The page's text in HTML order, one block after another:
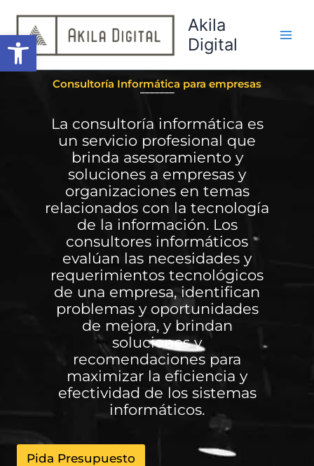
Abrir barra de herramientas
contenido
Akila
Digital
Consultoría Informática para empresas
_______
La consultoría informática es
un servicio profesional que
brinda asesoramiento y
soluciones a empresas y
organizaciones en temas
relacionados con la tecnología
de la información. Los
consultores informáticos
evalúan las necesidades y
requerimientos tecnológicos
de una empresa, identifican
problemas y oportunidades
de mejora, y brindan
soluciones y
recomendaciones para
maximizar la eficiencia y
efectividad de los sistemas
informáticos.
Pida Presupuesto